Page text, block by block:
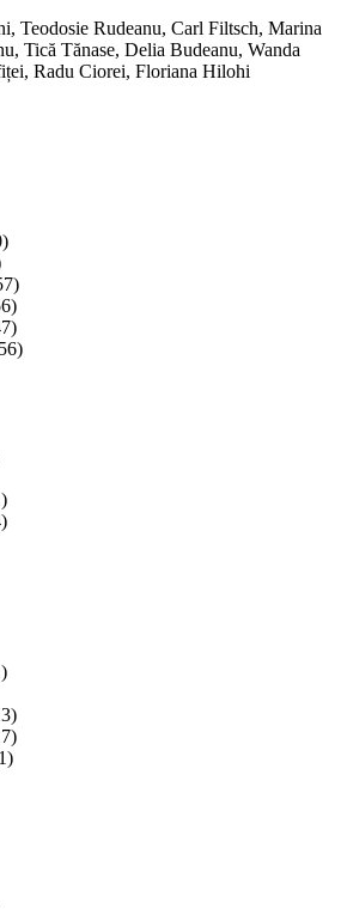
Teodosie Rudeanu, Carl Filtsch, Marina
Tică Tănase, Delia Budeanu, Wanda
Radu Ciorei, Floriana Hilohi